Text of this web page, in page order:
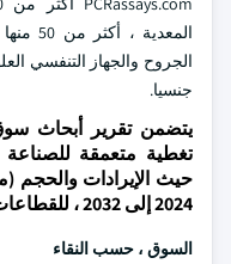
الجروح والجهاز التنفسي
جنسيا.
يتضمن تقرير أبحاث
تغطية متعمقة
حيث الإيرادات والحجم
2024 إلى 2032 ، للقطاعات التالية:
السوق ، حسب النقاء